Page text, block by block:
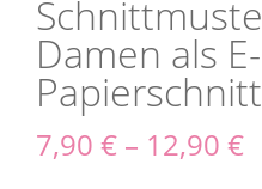
Damen als
Papierschnitt
7,90 € – 12,90 €